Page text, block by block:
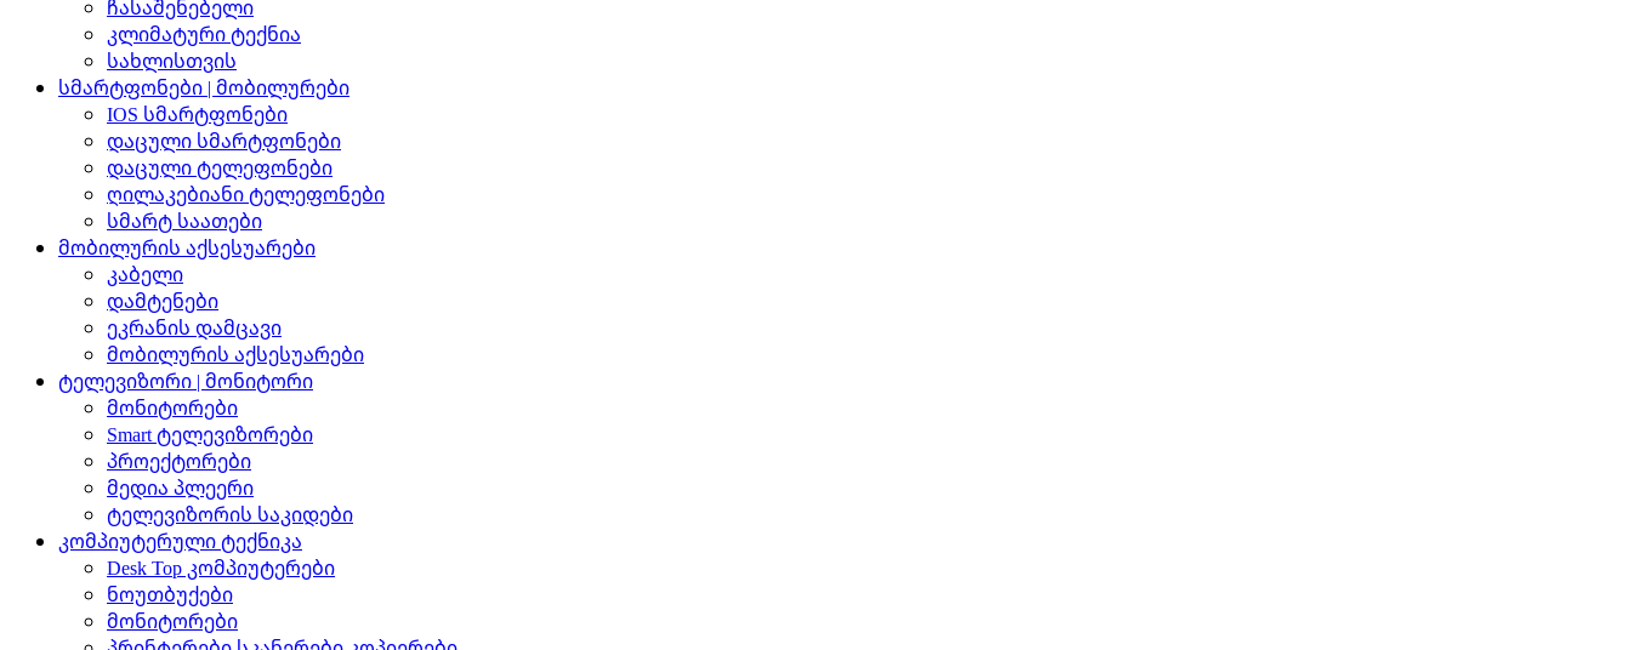
ჩასაშენებელი
კლიმატური ტექნია
სახლისთვის
სმარტფონები | მობილურები
IOS სმარტფონები
დაცული სმარტფონები
დაცული ტელეფონები
ღილაკებიანი ტელეფონები
სმარტ საათები
მობილურის აქსესუარები
კაბელი
დამტენები
ეკრანის დამცავი
მობილურის აქსესუარები
ტელევიზორი | მონიტორი
მონიტორები
Smart ტელევიზორები
პროექტორები
მედია პლეერი
ტელევიზორის საკიდები
კომპიუტერული ტექნიკა
Desk Top კომპიუტერები
ნოუთბუქები
მონიტორები